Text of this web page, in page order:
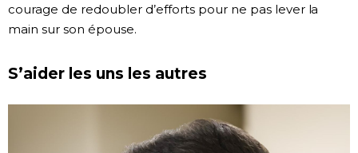
courage de redoubler d’efforts pour ne pas lever la
main sur son épouse.
S’aider les uns les autres